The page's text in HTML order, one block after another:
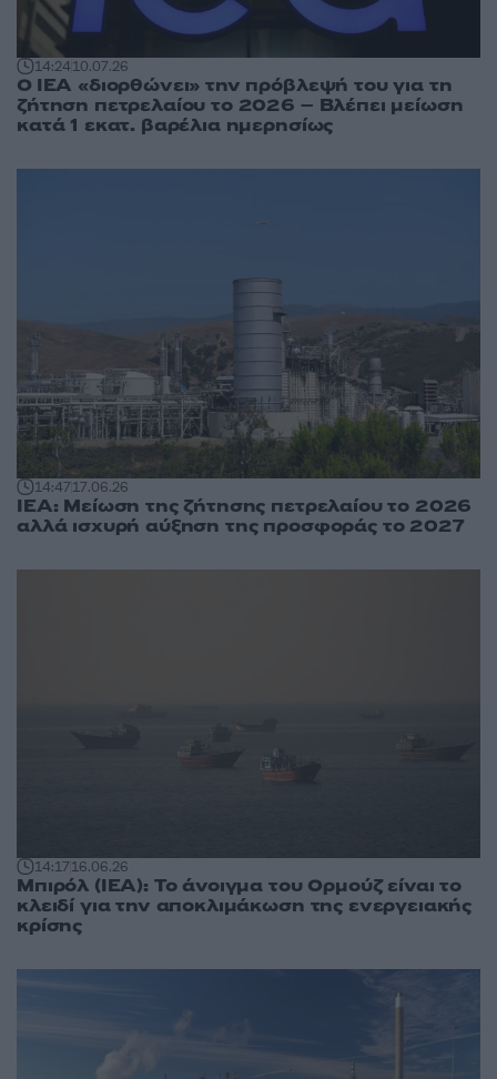
14:2410.07.26
O IEA «διορθώνει» την πρόβλεψή του για τη
ζήτηση πετρελαίου το 2026 – Βλέπει μείωση
κατά 1 εκατ. βαρέλια ημερησίως
14:4717.06.26
ΙΕΑ: Μείωση της ζήτησης πετρελαίου το 2026
αλλά ισχυρή αύξηση της προσφοράς το 2027
14:1716.06.26
Μπιρόλ (ΙΕΑ): Το άνοιγμα του Ορμούζ είναι το
κλειδί για την αποκλιμάκωση της ενεργειακής
κρίσης